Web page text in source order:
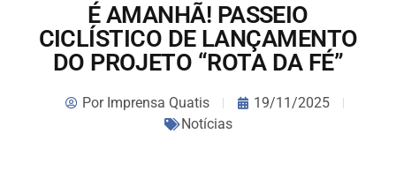
É AMANHÃ! PASSEIO
CICLÍSTICO DE LANÇAMENTO
DO PROJETO “ROTA DA FÉ”
PorImprensa Quatis
19/11/2025
Notícias